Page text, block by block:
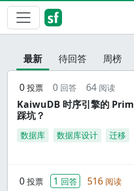
最新 待回答 周榜
0 投票 0 回答 64 阅读
KaiwuDB 时序引擎的
踩坑？
数据库 数据库设计 迁移
0 投票 1 回答 516 阅读